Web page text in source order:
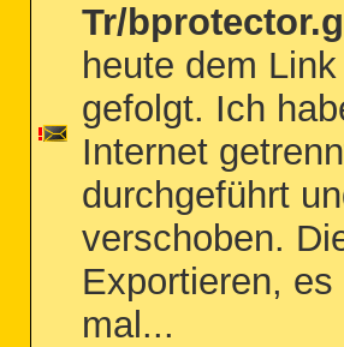
Tr/
heute dem
gefolgt. Ich
Internet
durchgeführt
verschoben.
Exportieren,
mal...